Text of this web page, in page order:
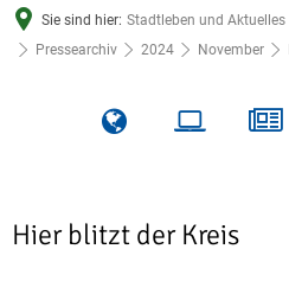
Sie sind hier: Stadtleben und Aktuelles
Pressearchiv
2024 November
Hier blitzt der Kreis